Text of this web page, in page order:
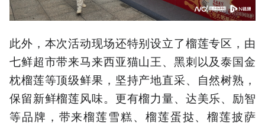
此外，本次活动现场还特别设立了榴莲专区，由
七鲜超市带来马来西亚猫山王、黑刺以及泰国金
枕榴莲等顶级鲜果，坚持产地直采、自然树熟，
保留新鲜榴莲风味。更有榴力量、达美乐、励智
等品牌，带来榴莲雪糕、榴莲蛋挞、榴莲披萨